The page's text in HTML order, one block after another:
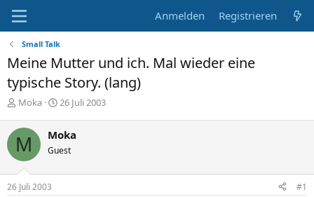
Anmelden Registrieren
Small Talk
Meine Mutter und ich. Mal wieder eine
typische Story. (lang)
E
s
t
e
l
l
e
Moka
E
t
e
l
26 Juli 2003
M Moka
Guest
26 Juli 2003 #1